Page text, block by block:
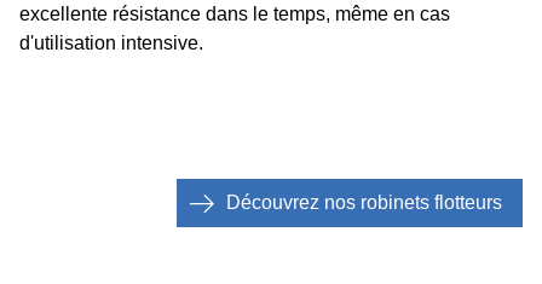
excellente résistance dans le temps, même en cas
d'utilisation intensive.
Découvrez nos robinets flotteurs